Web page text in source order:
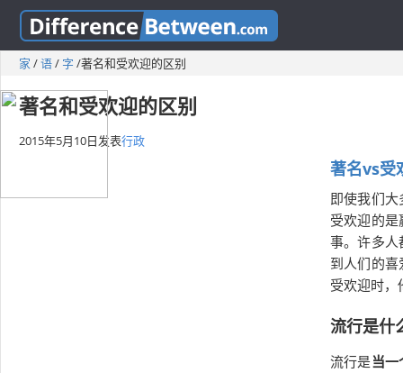
家 /语/ 字 /著名和受欢迎的区别
著名和受欢迎的区别
2015年5月10日发表行政
著名vs受
即使我们
受欢迎的
事。许多人
到人们的
受欢迎时，
流行是什
流行是当一